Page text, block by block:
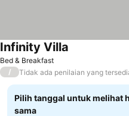
Bed & Breakfast
Infinity Villa
/ Tidak ada penilaian yang
Pilih tanggal untuk melihat
sama